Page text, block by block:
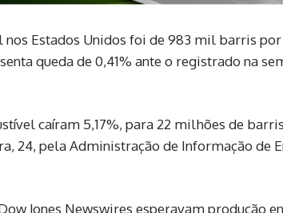
Estados Unidos foi de 983 mil barris
queda de 0,41% ante o registrado na
caíram 5,17%, para 22 milhões de
24, pela Administração de Informação de
Jones Newswires esperavam produção